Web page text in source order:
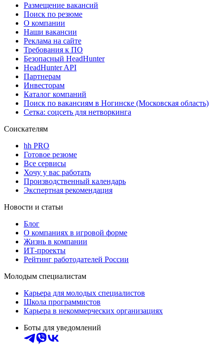
Размещение вакансий
Поиск по резюме
О компании
Наши вакансии
Реклама на сайте
Требования к ПО
Безопасный HeadHunter
HeadHunter API
Партнерам
Инвесторам
Каталог компаний
Поиск по вакансиям в Ногинске (Московская область)
Сетка: соцсеть для нетворкинга
Соискателям
hh PRO
Готовое резюме
Все сервисы
Хочу у вас работать
Производственный календарь
Экспертная рекомендация
Новости и статьи
Блог
О компаниях в игровой форме
Жизнь в компании
ИТ-проекты
Рейтинг работодателей России
Молодым специалистам
Карьера для молодых специалистов
Школа программистов
Карьера в некоммерческих организациях
Боты для уведомлений